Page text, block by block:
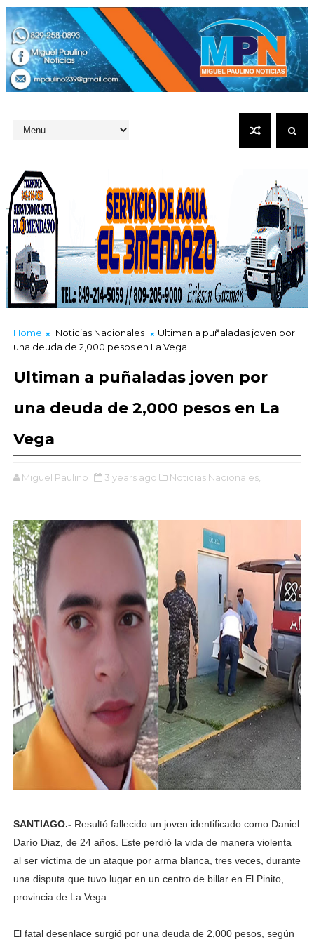
Home Noticias Nacionales
Ultiman a puñaladas joven por
una deuda de 2,000 pesos en La Vega
Ultiman a puñaladas joven por
una deuda de 2,000 pesos en La
Vega
Miguel Paulino 3 years ago Noticias Nacionales,
SANTIAGO.- Resultó fallecido un joven identificado como Daniel
Darío Diaz, de 24 años. Este perdió la vida de manera violenta
al ser víctima de un ataque por arma blanca, tres veces, durante
una disputa que tuvo lugar en un centro de billar en El Pinito,
provincia de La Vega.
El fatal desenlace surgió por una deuda de 2,000 pesos, según